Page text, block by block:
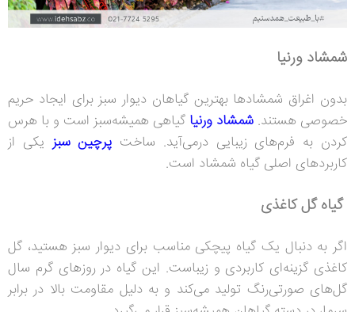
شمشاد ورنیا
بدون اغراق شمشادها بهترین گیاهان دیوار سبز برای ایجاد حریم
خصوصی هستند. شمشاد ورنیا گیاهی همیشه‌سبز است و با هرس
کردن به فرم‌های زیبایی درمی‌آید. ساخت پرچین‌ سبزیکی از
کاربردهای اصلی گیاه شمشاد است.
گیاه گل کاغذی
اگر به دنبال یک گیاه پیچکی مناسب برای دیوار سبز هستید، گل
کاغذی گزینه‌ای کاربردی و زیباست. این گیاه در روزهای گرم سال
گل‌های صورتی‌رنگ تولید می‌کند و به دلیل مقاومت بالا در برابر